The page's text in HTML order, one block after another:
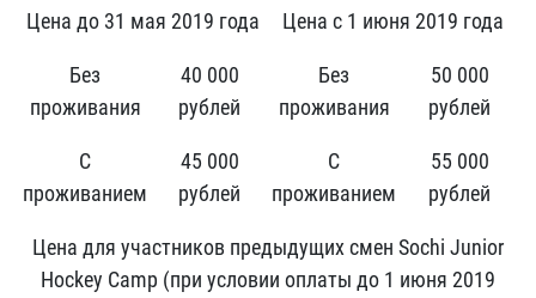
Цена до 31 мая 2019 года Цена с 1 июня 2019 года
Без
проживания
40 000
рублей
Без
проживания
50 000
рублей
С
проживанием
45 000
рублей
С
проживанием
55 000
рублей
Цена для участников предыдущих смен Sochi Junior
Hockey Camp (при условии оплаты до 1 июня 2019